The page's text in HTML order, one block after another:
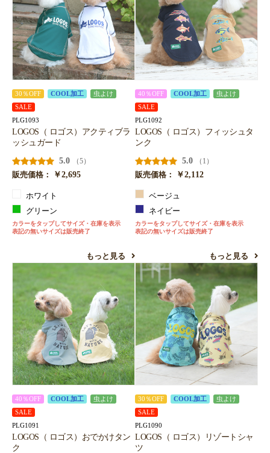
30％OFF COOL加工
虫よけ
SALE
PLG1093
LOGOS（ ロゴス）アクティブラ
ッシュガード
5.0
（5）
販売価格：
￥2,695
ホワイト
グリーン
カラーをタップしてサイズ・在庫を表示
表記の無いサイズは販売終了
もっと見る
40％OFF COOL加工
虫よけ
SALE
PLG1092
LOGOS（ ロゴス）フィッシュタ
ンク
5.0
（1）
販売価格：
￥2,112
ベージュ
ネイビー
カラーをタップしてサイズ・在庫を表示
表記の無いサイズは販売終了
もっと見る
40％OFF COOL加工
虫よけ
SALE
PLG1091
LOGOS（ ロゴス）おでかけタン
ク
30％OFF COOL加工
虫よけ
SALE
PLG1090
LOGOS（ ロゴス）リゾートシャ
ツ